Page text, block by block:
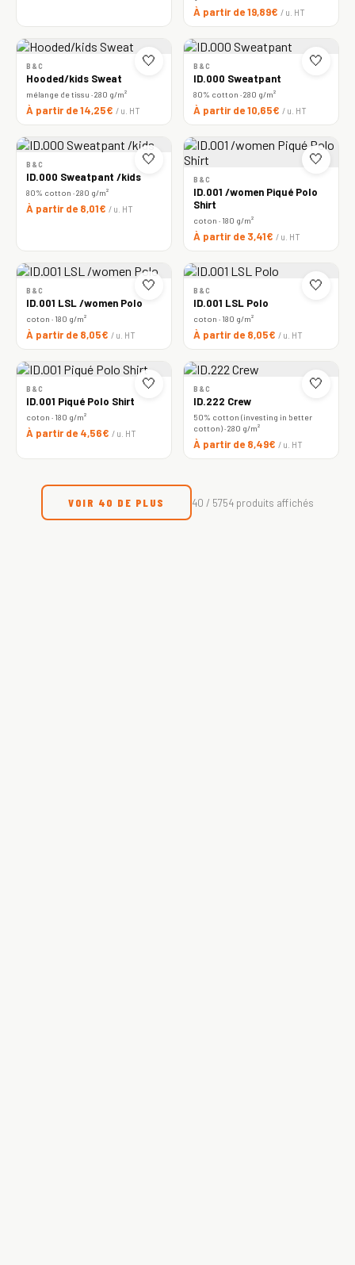
À partir de 19,89€ / u. HT
🤍
B&C
Hooded/kids Sweat
mélange de tissu · 280 g/m²
À partir de 14,25€ / u. HT
🤍
B&C
ID.000 Sweatpant
80% cotton · 280 g/m²
À partir de 10,65€ / u. HT
🤍
B&C
ID.000 Sweatpant /kids
80% cotton · 280 g/m²
À partir de 8,01€ / u. HT
🤍
B&C
ID.001 /women Piqué Polo
Shirt
coton · 180 g/m²
À partir de 3,41€ / u. HT
🤍
B&C
ID.001 LSL /women Polo
coton · 180 g/m²
À partir de 8,05€ / u. HT
🤍
B&C
ID.001 LSL Polo
coton · 180 g/m²
À partir de 8,05€ / u. HT
🤍
B&C
ID.001 Piqué Polo Shirt
coton · 180 g/m²
À partir de 4,56€ / u. HT
🤍
B&C
ID.222 Crew
50% cotton (investing in better
cotton) · 280 g/m²
À partir de 8,49€ / u. HT
VOIR 40 DE PLUS 40 / 5754 produits affichés